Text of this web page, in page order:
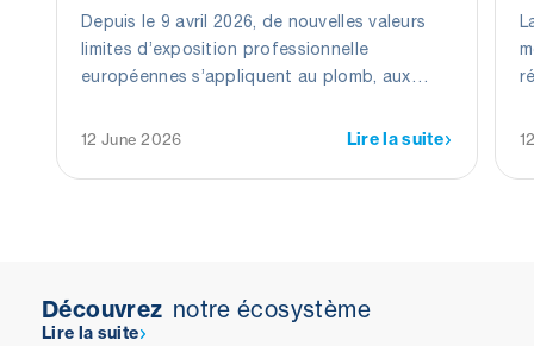
Depuis le 9 avril 2026, de nouvelles valeurs
limites d’exposition professionnelle
européennes s’appliquent au plomb, aux
Ces modifications visent à mieux protéger les
liés à ces substances.
12 June 2026 Lire la suite
Découvrez notre écosystème
Lire la suite